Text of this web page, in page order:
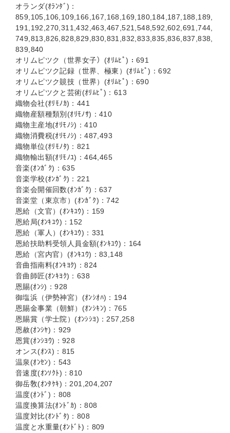
オランダ(ｵﾗﾝﾀﾞ)：
859,105,106,109,166,167,168,169,180,184,187,188,189,
191,192,270,311,432,463,467,521,548,592,602,691,744,
749,813,826,828,829,830,831,832,833,835,836,837,838,
839,840
オリムピツク（世界女子）(ｵﾘﾑﾋﾟ)：691
オリムピツク記録（世界、極東）(ｵﾘﾑﾋﾟ)：692
オリムピツク竸技（世界）(ｵﾘﾑﾋﾟ)：690
オリムピツクと芸術(ｵﾘﾑﾋﾟ)：613
織物会社(ｵﾘﾓﾉｶ)：441
織物産額種類別(ｵﾘﾓﾉｻ)：410
織物主産地(ｵﾘﾓﾉｼ)：410
織物消費税(ｵﾘﾓﾉｼ)：487,493
織物単位(ｵﾘﾓﾉﾀ)：821
織物輸出額(ｵﾘﾓﾉﾕ)：464,465
音楽(ｵﾝｶﾞｸ)：635
音楽学校(ｵﾝｶﾞｸ)：221
音楽会開催回数(ｵﾝｶﾞｸ)：637
音楽堂（東京市）(ｵﾝｶﾞｸ)：742
恩給（文官）(ｵﾝｷﾕｳ)：159
恩給局(ｵﾝｷﾕｳ)：152
恩給（軍人）(ｵﾝｷﾕｳ)：331
恩給扶助料受領人員金額(ｵﾝｷﾕｳ)：164
恩給（宮内官）(ｵﾝｷﾕｳ)：83,148
音曲指南料(ｵﾝｷﾖｸ)：824
音曲師匠(ｵﾝｷﾖｸ)：638
恩賜(ｵﾝｼ)：928
御塩浜（伊勢神宮）(ｵﾝｼｵﾊ)：194
恩賜金事業（朝鮮）(ｵﾝｼｷﾝ)：765
恩賜賞（学士院）(ｵﾝｼｼﾖ)：257,258
恩赦(ｵﾝｼﾔ)：929
恩賞(ｵﾝｼﾖｳ)：928
オンス(ｵﾝｽ)：815
温泉(ｵﾝｾﾝ)：543
音速度(ｵﾝｿｸﾄ)：810
御岳敎(ｵﾝﾀｹｷ)：201,204,207
温度(ｵﾝﾄﾞ)：808
温度換算法(ｵﾝﾄﾞｶ)：808
温度対比(ｵﾝﾄﾞﾀ)：808
温度と水重量(ｵﾝﾄﾞﾄ)：809